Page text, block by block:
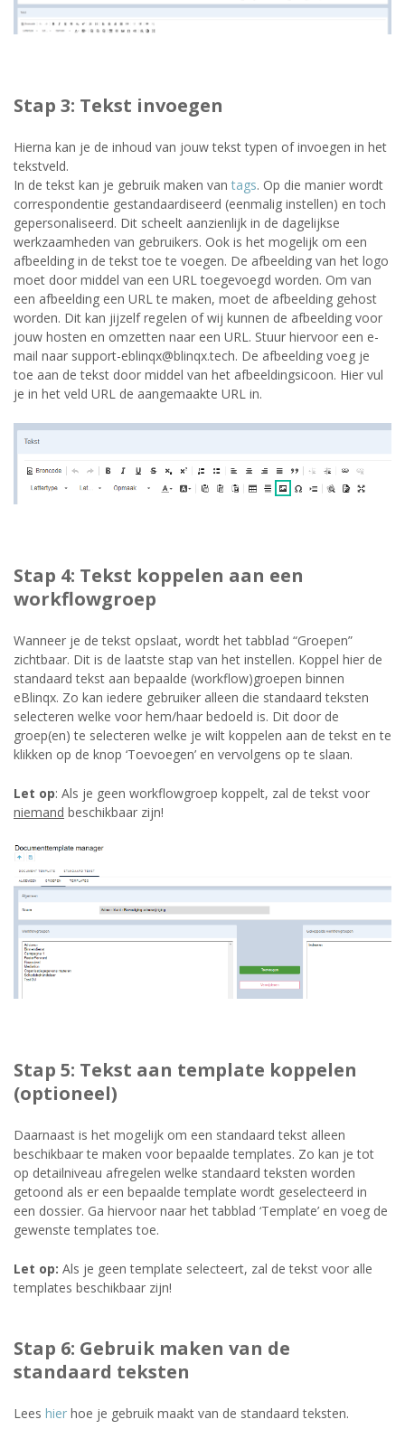
Stap 3: Tekst invoegen
Hierna kan je de inhoud van jouw tekst typen of invoegen in het
tekstveld.
In de tekst kan je gebruik maken van tags. Op die manier wordt
correspondentie gestandaardiseerd (eenmalig instellen) en toch
gepersonaliseerd. Dit scheelt aanzienlijk in de dagelijkse
werkzaamheden van gebruikers. Ook is het mogelijk om een
afbeelding in de tekst toe te voegen. De afbeelding van het logo
moet door middel van een URL toegevoegd worden. Om van
een afbeelding een URL te maken, moet de afbeelding gehost
worden. Dit kan jijzelf regelen of wij kunnen de afbeelding voor
jouw hosten en omzetten naar een URL. Stuur hiervoor een e-
mail naar support-eblinqx@blinqx.tech. De afbeelding voeg je
toe aan de tekst door middel van het afbeeldingsicoon. Hier vul
je in het veld URL de aangemaakte URL in.
Stap 4: Tekst koppelen aan een
workflowgroep
Wanneer je de tekst opslaat, wordt het tabblad “Groepen”
zichtbaar. Dit is de laatste stap van het instellen. Koppel hier de
standaard tekst aan bepaalde (workflow)groepen binnen
eBlinqx. Zo kan iedere gebruiker alleen die standaard teksten
selecteren welke voor hem/haar bedoeld is. Dit door de
groep(en) te selecteren welke je wilt koppelen aan de tekst en te
klikken op de knop ‘Toevoegen’ en vervolgens op te slaan.
Let op: Als je geen workflowgroep koppelt, zal de tekst voor
niemand beschikbaar zijn!
Stap 5: Tekst aan template koppelen
(optioneel)
Daarnaast is het mogelijk om een standaard tekst alleen
beschikbaar te maken voor bepaalde templates. Zo kan je tot
op detailniveau afregelen welke standaard teksten worden
getoond als er een bepaalde template wordt geselecteerd in
een dossier. Ga hiervoor naar het tabblad ‘Template’ en voeg de
gewenste templates toe.
Let op: Als je geen template selecteert, zal de tekst voor alle
templates beschikbaar zijn!
Stap 6: Gebruik maken van de
standaard teksten
Lees hier hoe je gebruik maakt van de standaard teksten.